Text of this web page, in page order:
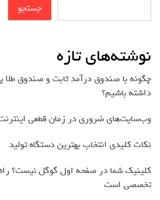
جستجو
نوشته‌های تازه
چگونه با صندوق درآمد ثابت و صندوق
داشته باشیم؟
وب‌سایت‌های ضروری در زمان قطعی
نکات کلیدی انتخاب بهترین دستگاه تولید
کلینیک شما در صفحه اول گوگل نیست؟
تخصصی است